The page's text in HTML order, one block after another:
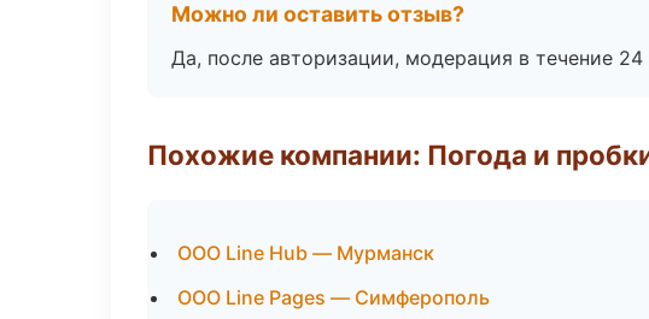
Можно ли оставить отзыв?
Да, после авторизации, модерация в течение 24
Похожие компании: Погода и
ООО Line Hub — Мурманск
ООО Line Pages — Симферополь